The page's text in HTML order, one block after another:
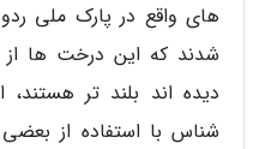
های واقع در پارک ملی
شدند که این درخت ها از
دیده اند بلند تر
شناس با استفاده از